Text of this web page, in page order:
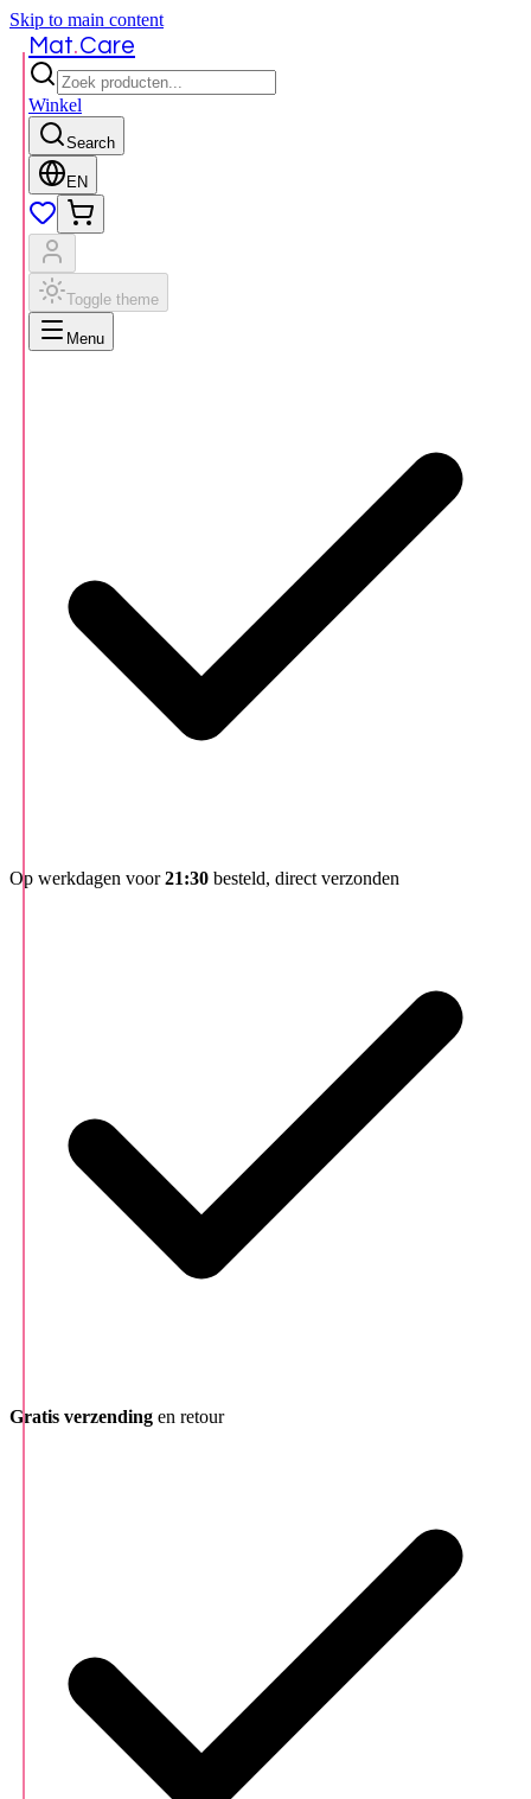
Skip to main content
Mat.Care
Winkel
Search
EN
Toggle theme
Menu
Op werkdagen voor21:30 besteld, direct verzonden
Gratis verzending en retour